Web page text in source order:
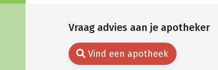
Vraag advies aan je apotheker
Vind een apotheek